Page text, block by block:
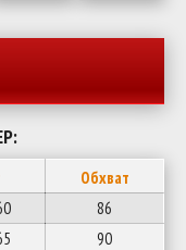
Обхват
86
90